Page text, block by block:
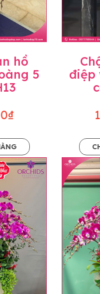
tạo dáng hoàn toàn thủ
kiện khách quan, tùy
với mức độ giống
lạc với khách hàng để
hoặc không liên lạc
hồ
5
điệp